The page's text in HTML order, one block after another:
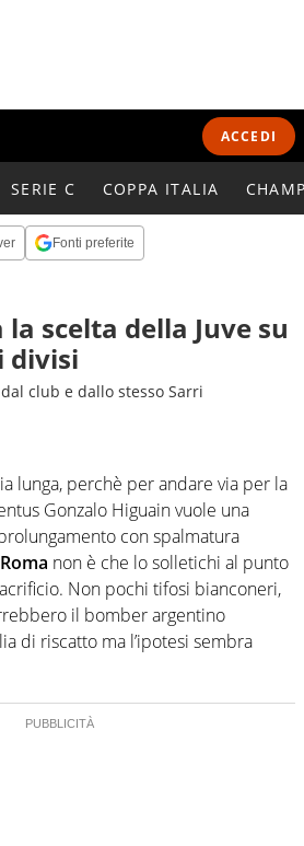
ACCEDI
SERIE C COPPA ITALIA
Fonti preferite
scelta della Juve su
divisi
club e dallo stesso Sarri
lunga, perchè per andare via per la
Gonzalo Higuain vuole una
con spalmatura
Roma non è che lo solletichi al punto
Non pochi tifosi bianconeri,
il bomber argentino
di riscatto ma l’ipotesi sembra